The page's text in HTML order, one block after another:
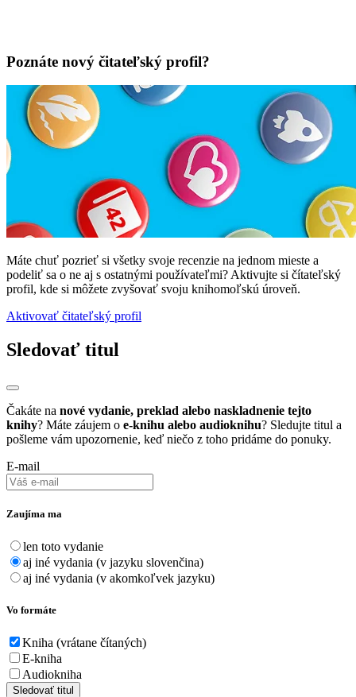
Poznáte nový čitateľský profil?
Máte chuť pozrieť si všetky svoje recenzie na jednom mieste a
podeliť sa o ne aj s ostatnými používateľmi? Aktivujte si čítateľský
profil, kde si môžete zvyšovať svoju knihomoľskú úroveň.
Aktivovať čitateľský profil
Sledovať titul
Čakáte na nové vydanie, preklad alebo naskladnenie tejto
knihy? Máte záujem o e-knihu alebo audioknihu? Sledujte titul a
pošleme vám upozornenie, keď niečo z toho pridáme do ponuky.
E-mail
Zaujíma ma
len toto vydanie
aj iné vydania (v jazyku slovenčina)
aj iné vydania (v akomkoľvek jazyku)
Vo formáte
Kniha (vrátane čítaných)
E-kniha
Audiokniha
Sledovať titul